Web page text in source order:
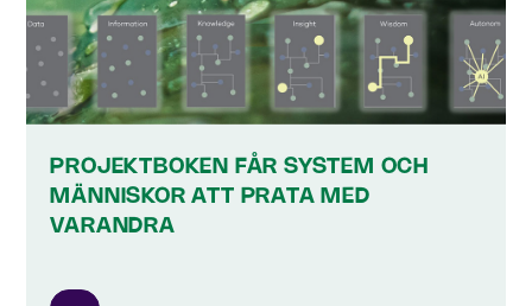
PROJEKTBOKEN FÅR SYSTEM OCH
MÄNNISKOR ATT PRATA MED
VARANDRA